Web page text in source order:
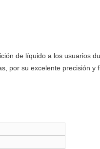
de líquido a los usuarios
por su excelente precisión y